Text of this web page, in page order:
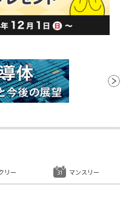
リー マンスリー